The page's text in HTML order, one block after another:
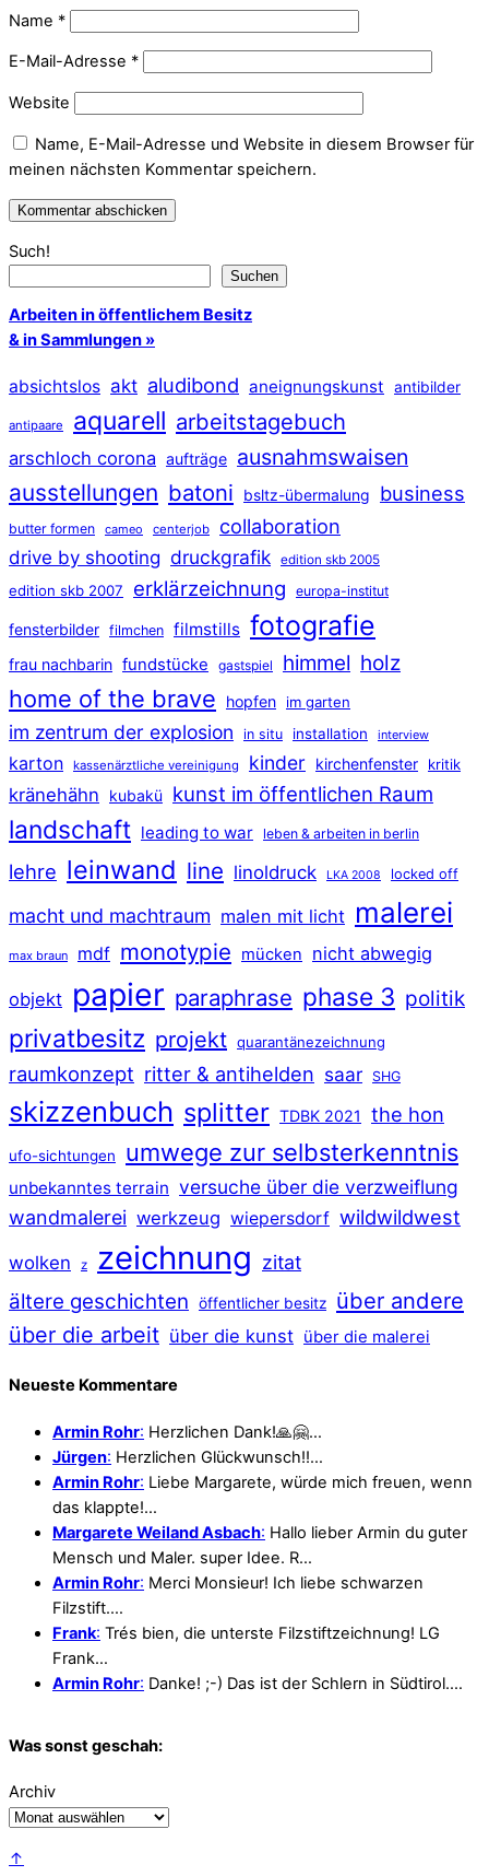
Name *
E-Mail-Adresse *
Website
Name, E-Mail-Adresse und Website in diesem Browser für
meinen nächsten Kommentar speichern.
Such!
Suchen
Arbeiten in öffentlichem Besitz
& in Sammlungen »
absichtslos akt aludibond aneignungskunst antibilder
antipaare aquarell arbeitstagebuch
arschloch corona aufträge ausnahmswaisen
ausstellungen batoni bsltz-übermalung business
butter formen cameo centerjob collaboration
drive by shooting druckgrafik edition skb 2005
edition skb 2007 erklärzeichnung europa-institut
fensterbilder filmchen filmstills fotografie
frau nachbarin fundstücke gastspiel himmel holz
home of the brave hopfen im garten
im zentrum der explosion in situ installation interview
karton kassenärztliche vereinigung kinder kirchenfenster kritik
kränehähn kubakü kunst im öffentlichen Raum
landschaft leading to war leben & arbeiten in berlin
lehre leinwand line linoldruck LKA 2008 locked off
macht und machtraum malen mit licht malerei
max braun mdf monotypie mücken nicht abwegig
objekt papier paraphrase phase 3 politik
privatbesitz projekt quarantänezeichnung
raumkonzept ritter & antihelden saar SHG
skizzenbuch splitter TDBK 2021 the hon
ufo-sichtungen umwege zur selbsterkenntnis
unbekanntes terrain versuche über die verzweiflung
wandmalerei werkzeug wiepersdorf wildwildwest
wolken z zeichnung zitat
ältere geschichten öffentlicher besitz über andere
über die arbeit über die kunst über die malerei
Neueste Kommentare
Armin Rohr: Herzlichen Dank!🙏🤗…
Jürgen: Herzlichen Glückwunsch!!…
Armin Rohr: Liebe Margarete, würde mich freuen, wenn
das klappte!…
Margarete Weiland Asbach: Hallo lieber Armin du guter
Mensch und Maler. super Idee. R…
Armin Rohr: Merci Monsieur! Ich liebe schwarzen
Filzstift.…
Frank: Trés bien, die unterste Filzstiftzeichnung! LG
Frank…
Armin Rohr: Danke! ;-) Das ist der Schlern in Südtirol.…
Was sonst geschah:
Archiv
↑